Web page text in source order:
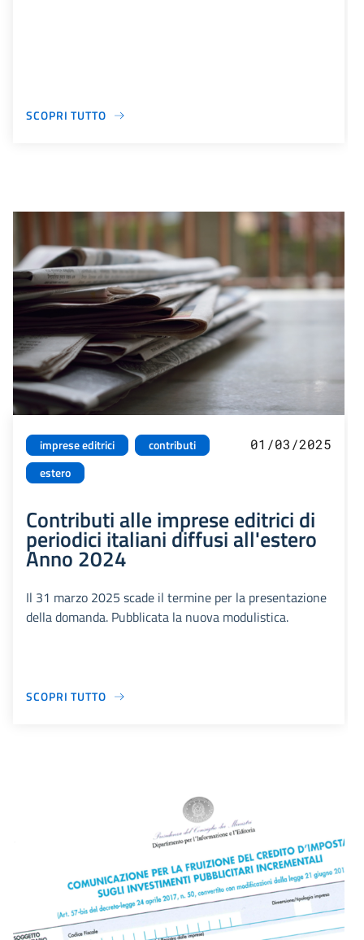
SCOPRI TUTTO
imprese editrici
contributi
estero
01/03/2025
Contributi alle imprese editrici di
periodici italiani diffusi all'estero
Anno 2024
Il 31 marzo 2025 scade il termine per la presentazione
della domanda. Pubblicata la nuova modulistica.
SCOPRI TUTTO